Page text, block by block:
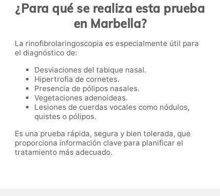
¿Para qué se realiza esta prueba
en Marbella?
La rinofibrolaringoscopia es especialmente útil para
el diagnóstico de:
Desviaciones del tabique nasal.
Hipertrofia de cornetes.
Presencia de pólipos nasales.
Vegetaciones adenoideas.
Lesiones de cuerdas vocales como nódulos,
quistes o pólipos.
Es una prueba rápida, segura y bien tolerada, que
proporciona información clave para planificar el
tratamiento más adecuado.